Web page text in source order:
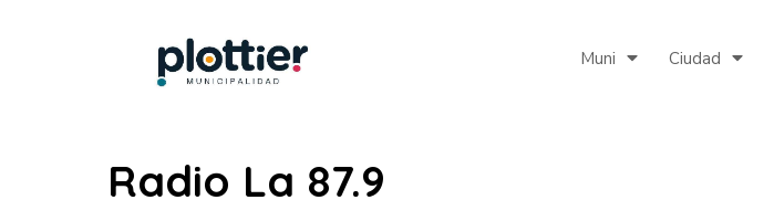
Muni Ciudad
Radio La 87.9